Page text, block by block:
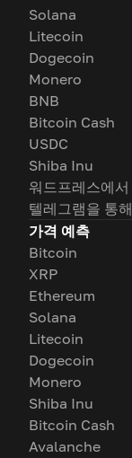
Solana
Litecoin
Dogecoin
Monero
BNB
Bitcoin Cash
USDC
Shiba Inu
워드프레스에서
텔레그램을 통해
가격 예측
Bitcoin
XRP
Ethereum
Solana
Litecoin
Dogecoin
Monero
Shiba Inu
Bitcoin Cash
Avalanche